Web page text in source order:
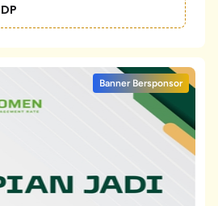
Banner Bersponsor